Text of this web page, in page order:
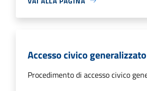
Accesso civico generalizzato
Procedimento di accesso civico